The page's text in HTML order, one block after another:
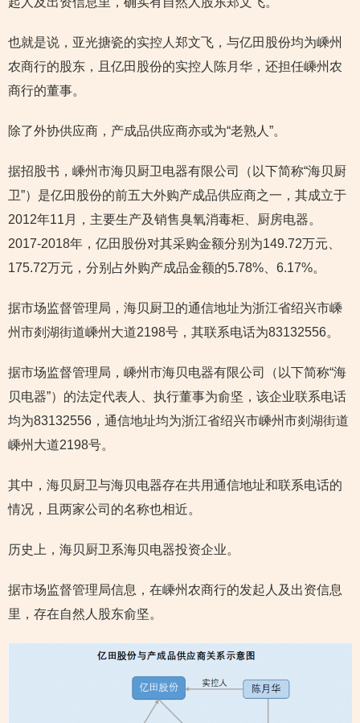
也就是说，亚光搪瓷的实控人郑文飞，与亿田股份均为嵊州
农商行的股东，且亿田股份的实控人陈月华，还担任嵊州农
商行的董事。
除了外协供应商，产成品供应商亦或为“老熟人”。
据招股书，嵊州市海贝厨卫电器有限公司（以下简称“海贝厨
卫”）是亿田股份的前五大外购产成品供应商之一，其成立于
2012年11月，主要生产及销售臭氧消毒柜、厨房电器。
2017-2018年，亿田股份对其采购金额分别为149.72万元、
175.72万元，分别占外购产成品金额的5.78%、6.17%。
据市场监督管理局，海贝厨卫的通信地址为浙江省绍兴市嵊
州市剡湖街道嵊州大道2198号，其联系电话为83132556。
据市场监督管理局，嵊州市海贝电器有限公司（以下简称“海
贝电器”）的法定代表人、执行董事为俞坚，该企业联系电话
均为83132556，通信地址均为浙江省绍兴市嵊州市剡湖街道
嵊州大道2198号。
其中，海贝厨卫与海贝电器存在共用通信地址和联系电话的
情况，且两家公司的名称也相近。
历史上，海贝厨卫系海贝电器投资企业。
据市场监督管理局信息，在嵊州农商行的发起人及出资信息
里，存在自然人股东俞坚。